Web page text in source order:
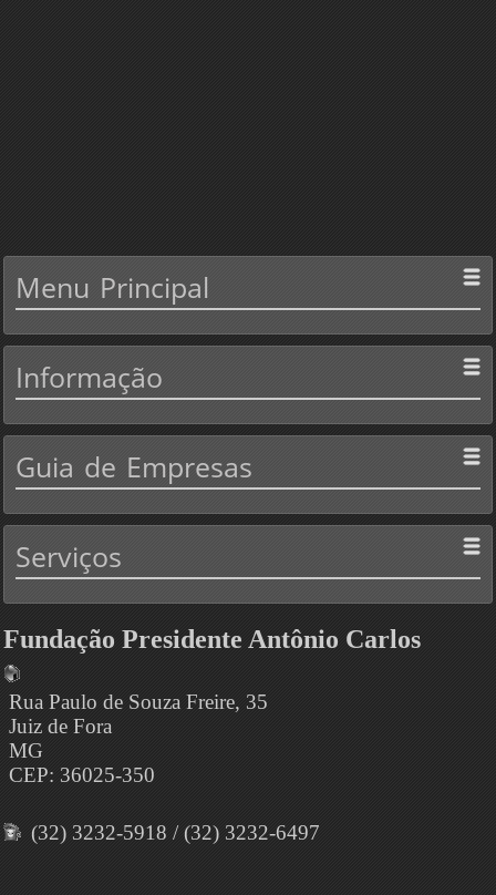
Menu Principal
Informação
Guia de Empresas
Serviços
Fundação Presidente Antônio Carlos
Rua Paulo de Souza Freire, 35
Juiz de Fora
MG
CEP: 36025-350
(32) 3232-5918 / (32) 3232-6497